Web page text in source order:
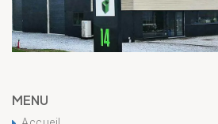
MENU